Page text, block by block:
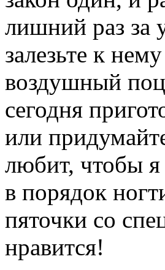
лишний раз за
залезьте к
воздушный
сегодня
или
любит, чтобы я
в порядок
пяточки со
нравится!